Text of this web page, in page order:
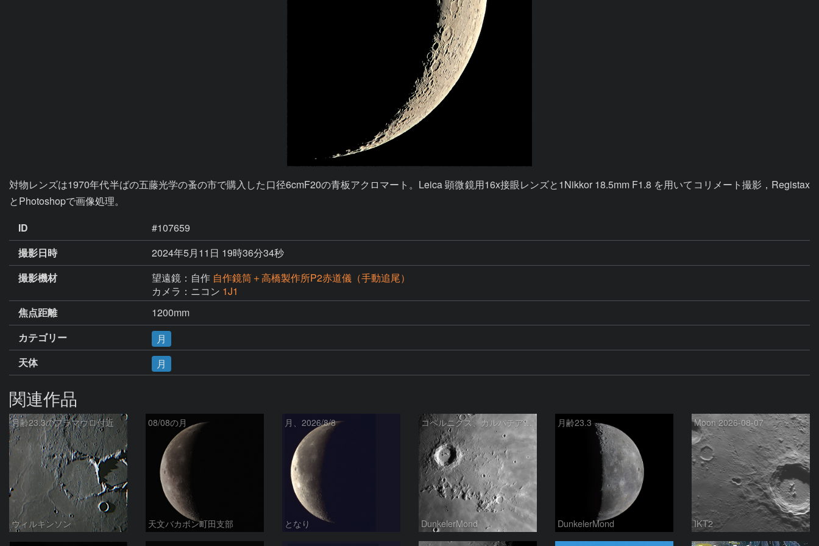
対物レンズは1970年代半ばの五藤光学の蚤の市で購入した口径6cmF20の青板アクロマート。Leica 顕微鏡用16x接眼レンズと1Nikkor 18.5mm F1.8 を用いてコリメート撮影，Registax
とPhotoshopで画像処理。
ID
#107659
撮影日時
2024年5月11日 19時36分34秒
撮影機材
望遠鏡：自作 自作鏡筒＋高橋製作所P2赤道儀（手動追尾）
カメラ：ニコン 1J1
焦点距離
1200mm
カテゴリー
月
天体
月
関連作品
月齢23.3のフラマウロ付近
ウィルキンソン
08/08の月
天文バカボン町田支部
月、2026/8/8
となり
コペルニクス、カルパチア山脈付近
DunkelerMond
月齢23.3
DunkelerMond
Moon 2026-08-07
IKT2